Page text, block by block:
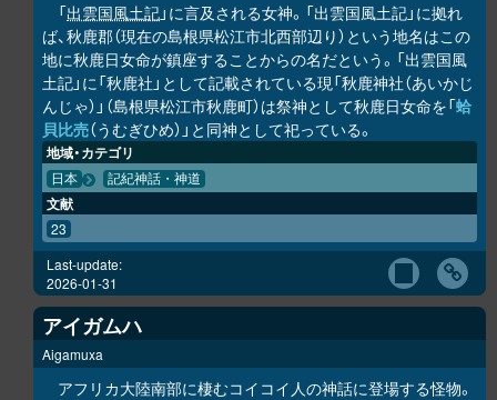
「出雲国風土記」に言及される女神。「出雲国風土記」に拠れ
ば、秋鹿郡（現在の島根県松江市北西部辺り）という地名はこの
地に秋鹿日女命が鎮座することからの名だという。「出雲国風
土記」に「秋鹿社」として記載されている現「秋鹿神社（あいかじ
んじゃ）」（島根県松江市秋鹿町）は祭神として秋鹿日女命を「蛤
貝比売（うむぎひめ）」と同神として祀っている。
地域・カテゴリ
日本 記紀神話・神道
文献
23
Last-update:
2026-01-31
アイガムハ
Aigamuxa
アフリカ大陸南部に棲むコイコイ人の神話に登場する怪物。